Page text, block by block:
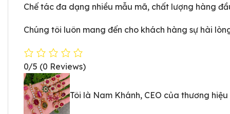
Chế tác đa dạng nhiều mẫu mã, chất lượng hàng
Chúng tôi luôn mang đến cho khách hàng sự hài
0/5 (0 Reviews)
Tôi là Nam Khánh, CEO của thương